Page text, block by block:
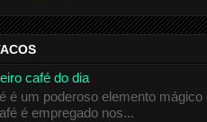
café do dia
é um poderoso elemento
é empregado nos...